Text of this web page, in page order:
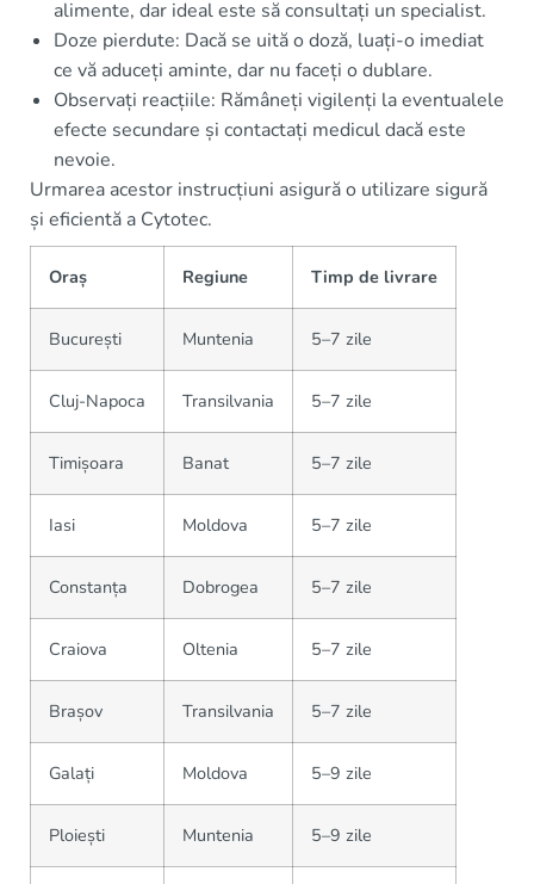
alimente, dar ideal este să consultați un specialist.
Doze pierdute: Dacă se uită o doză, luați-o imediat
ce vă aduceți aminte, dar nu faceți o dublare.
Observați reacțiile: Rămâneți vigilenți la eventualele
efecte secundare și contactați medicul dacă este
nevoie.
Urmarea acestor instrucțiuni asigură o utilizare sigură
și eficientă a Cytotec.
Oraș Regiune Timp de livrare
București Muntenia 5–7 zile
Cluj-Napoca Transilvania 5–7 zile
Timișoara Banat 5–7 zile
Iasi Moldova 5–7 zile
Constanța Dobrogea 5–7 zile
Craiova Oltenia 5–7 zile
Brașov Transilvania 5–7 zile
Galați Moldova 5–9 zile
Ploiești Muntenia 5–9 zile